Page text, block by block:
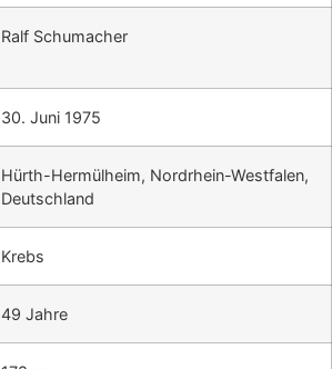
Ralf Schumacher
30. Juni 1975
Hürth-Hermülheim, Nordrhein-Westfalen,
Deutschland
Krebs
49 Jahre